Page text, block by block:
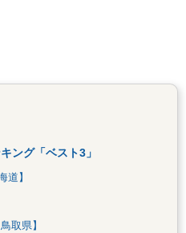
ング「ベスト3」
】
取県】